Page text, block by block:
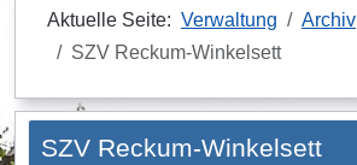
Aktuelle Seite: Verwaltung Archiv
SZV Reckum-Winkelsett
SZV Reckum-Winkelsett